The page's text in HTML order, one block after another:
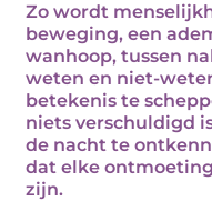
Zo wordt
beweging, een
wanhoop, tussen
weten en niet-
betekenis te
niets verschuldigd
de nacht te
dat elke
zijn.